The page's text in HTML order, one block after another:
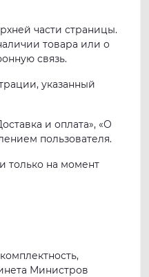
части страницы.
товара или о
связь.
указанный
и оплата», «О
пользователя.
только на момент
Министров